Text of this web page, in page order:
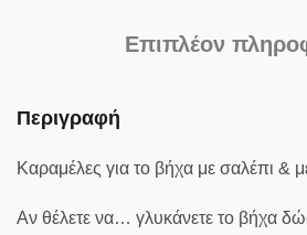
Επιπλέον
Περιγραφή
Καραμέλες για το βήχα με σαλέπι &
Αν θέλετε να… γλυκάνετε το βήχα